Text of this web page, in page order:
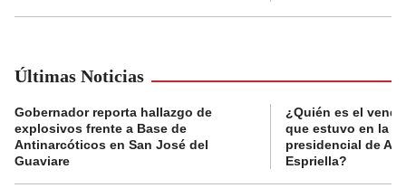
Últimas Noticias
Gobernador reporta hallazgo de
explosivos frente a Base de
Antinarcóticos en San José del
Guaviare
¿Quién es el
que estuvo en la
presidencial de
Espriella?